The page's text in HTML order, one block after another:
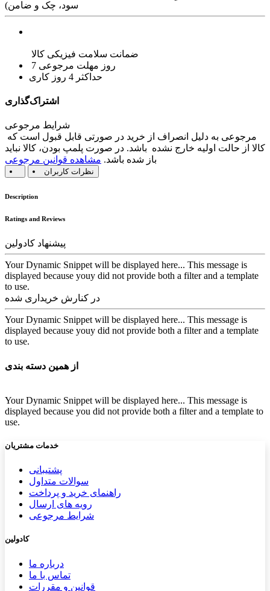
سود، چک و ضامن)
ضمانت سلامت فیزیکی کالا
7 روز مهلت مرجوعی
حداکثر 4 روز کاری
اشتراک‌گذاری
شرایط مرجوعی
کالا از حالت اولیه خارج نشده باشد. در صورت پلمپ بودن، کالا نباید
باز شده باشد. مشاهده قوانین مرجوعی
نظرات کاربران
Description
Ratings and Reviews
پیشنهاد کادولین
Your Dynamic Snippet will be displayed here... This message is
displayed because youy did not provide both a filter and a template
to use.
در کنارش خریداری شده
Your Dynamic Snippet will be displayed here... This message is
displayed because youy did not provide both a filter and a template
to use.
از همین دسته بندی
Your Dynamic Snippet will be displayed here... This message is
displayed because you did not provide both a filter and a template to
use.
خدمات مشتریان
پشتیب​​انی
سوالات متداول
راهنمای خرید و پرداخت
رویه های ارسال
شرایط مرجوعی
کادولین
درباره ما
تماس با ما
قوانین و مقررات